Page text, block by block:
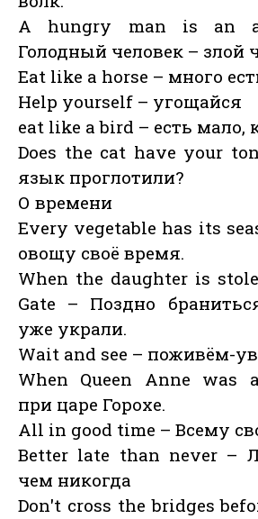
A hungry man is an
Голодный человек – злой
Eat like a horse – много
Help yourself – угощайся
eat like a bird – есть мало,
Does the cat have your
язык проглотили?
О времени
Every vegetable has its
овощу своё время.
When the daughter is
Gate – Поздно
уже украли.
Wait and see – поживём-
When Queen Anne was
при царе Горохе.
All in good time – Всему
Better late than never –
чем никогда
Don't cross the bridges